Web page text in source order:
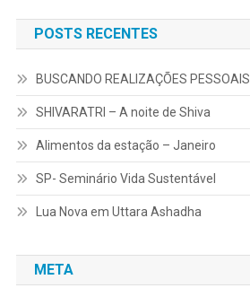
POSTS RECENTES
BUSCANDO REALIZAÇÕES PESSOAIS
SHIVARATRI – A noite de Shiva
Alimentos da estação – Janeiro
SP- Seminário Vida Sustentável
Lua Nova em Uttara Ashadha
META